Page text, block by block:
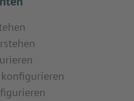
konfigurieren